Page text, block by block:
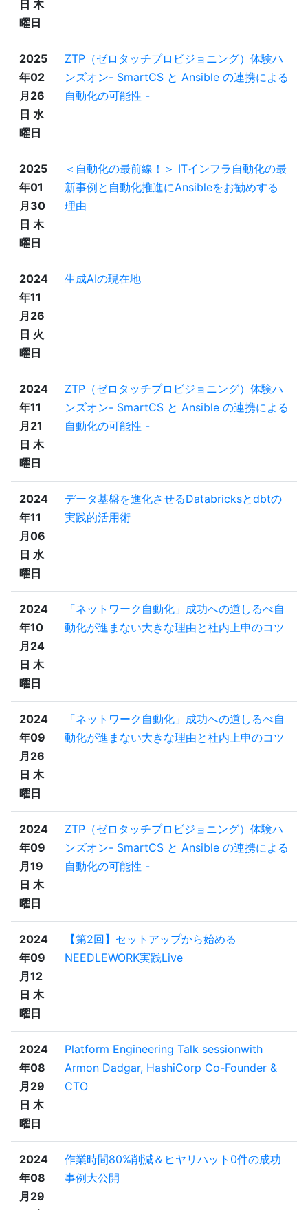
日 木
曜日
2025
年02
月26
日 水
曜日
ZTP（ゼロタッチプロビジョニング）体験ハ
ンズオン- SmartCS と Ansible の連携による
自動化の可能性 -
2025
年01
月30
日 木
曜日
＜自動化の最前線！＞ ITインフラ自動化の最
新事例と自動化推進にAnsibleをお勧めする
理由
2024
年11
月26
日 火
曜日
生成AIの現在地
2024
年11
月21
日 木
曜日
ZTP（ゼロタッチプロビジョニング）体験ハ
ンズオン- SmartCS と Ansible の連携による
自動化の可能性 -
2024
年11
月06
日 水
曜日
データ基盤を進化させるDatabricksとdbtの
実践的活用術
2024
年10
月24
日 木
曜日
「ネットワーク自動化」成功への道しるべ自
動化が進まない大きな理由と社内上申のコツ
2024
年09
月26
日 木
曜日
「ネットワーク自動化」成功への道しるべ自
動化が進まない大きな理由と社内上申のコツ
2024
年09
月19
日 木
曜日
ZTP（ゼロタッチプロビジョニング）体験ハ
ンズオン- SmartCS と Ansible の連携による
自動化の可能性 -
2024
年09
月12
日 木
曜日
【第2回】セットアップから始める
NEEDLEWORK実践Live
2024
年08
月29
日 木
曜日
Platform Engineering Talk sessionwith
Armon Dadgar, HashiCorp Co-Founder &
CTO
2024
年08
月29
作業時間80%削減＆ヒヤリハット0件の成功
事例大公開